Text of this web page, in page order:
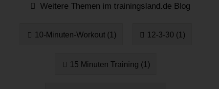
Weitere Themen im trainingsland.de Blog
10-Minuten-Workout (1) 12-3-30 (1)
15 Minuten Training (1)